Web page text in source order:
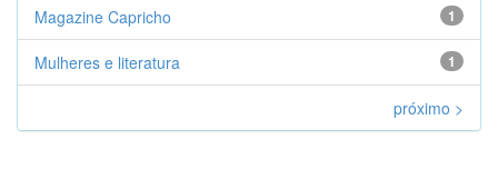
1
Magazine Capricho
1
Mulheres e literatura
próximo >